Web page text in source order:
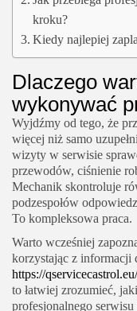
kroku?
Kiedy najlepiej
Dlaczego
wykonywać
Wyjdźmy od tego, że
więcej niż samo
wizyty w serwisie
przewodów, ciśnienie
Mechanik skontroluje
podzespołów
To kompleksowa praca.
Warto wcześniej
korzystając z informacji
https://
to łatwiej zrozumieć,
profesjonalnego